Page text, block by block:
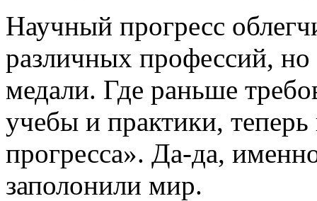
Научный прогресс
различных профессий, но
медали. Где раньше
учебы и практики,
прогресса». Да-да,
заполонили мир.